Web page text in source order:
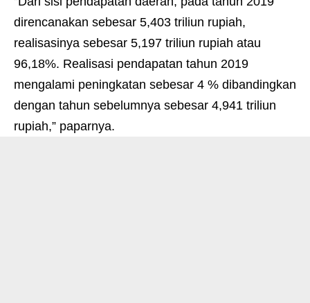
direncanakan sebesar 5,403 triliun rupiah,
realisasinya sebesar 5,197 triliun rupiah atau
96,18%. Realisasi pendapatan tahun 2019
mengalami peningkatan sebesar 4 % dibandingkan
dengan tahun sebelumnya sebesar 4,941 triliun
rupiah,” paparnya.